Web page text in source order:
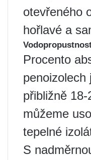
otevřeného
hořlavé a
Procento
penoizolech
přibližně
můžeme
tepelné
S